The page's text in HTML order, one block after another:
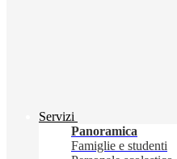
Servizi
Panoramica
Famiglie e studenti